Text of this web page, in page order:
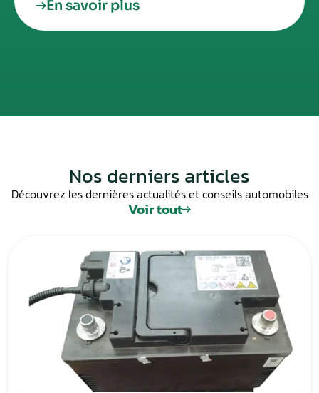
En savoir plus
Nos derniers articles
Découvrez les dernières actualités et conseils automobiles
Voir tout